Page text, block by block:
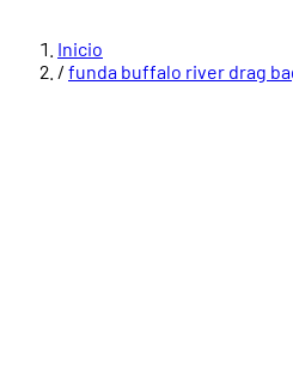
Inicio
/ funda buffalo river drag